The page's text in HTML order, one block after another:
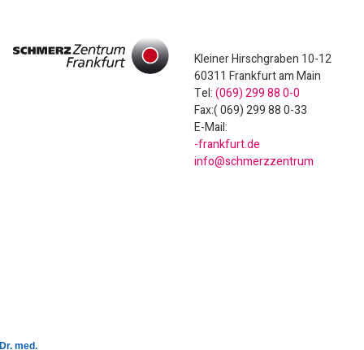
Kleiner Hirschgraben 10-12
60311 Frankfurt am Main
Tel:(069) 299 88 0-0
Fax:( 069) 299 88 0-33
E-Mail:
ed.trufknarf-
murtnezzremhcs@ofni
med.